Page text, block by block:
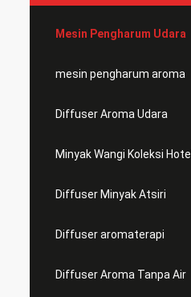
Mesin Pengharum Udara
mesin pengharum aroma
Diffuser Aroma Udara
Minyak Wangi Koleksi Hotel
Diffuser Minyak Atsiri
Diffuser aromaterapi
Diffuser Aroma Tanpa Air